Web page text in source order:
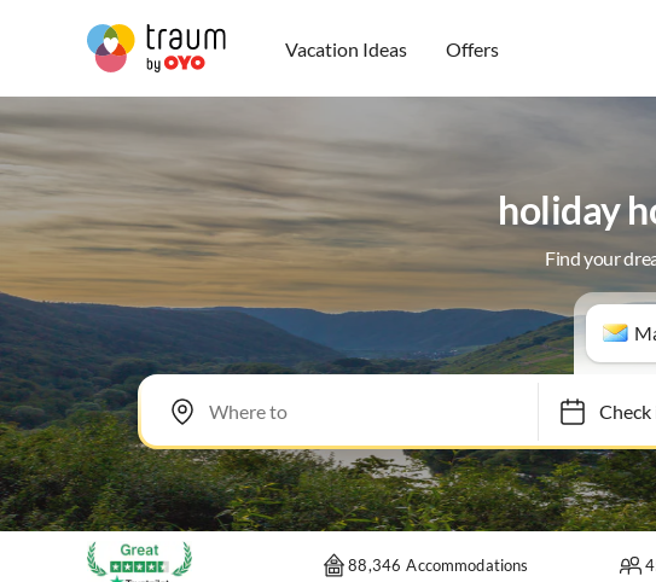
Vacation Ideas Offers
holiday
Find your
Check
88,346 Accommodations